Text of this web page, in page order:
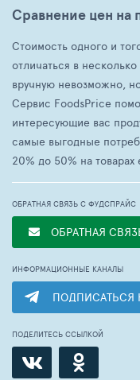
Сравнение цен на
Стоимость одного и
отличаться в
вручную невозможно,
Сервис FoodsPrice
интересующие вас
самые выгодные
20% до 50% на
ОБРАТНАЯ СВЯЗЬ С ФУДСПРАЙС
ОБРАТНАЯ
ИНФОРМАЦИОННЫЕ КАНАЛЫ
ПОДПИСАТЬСЯ
ПОДЕЛИТЕСЬ ССЫЛКОЙ